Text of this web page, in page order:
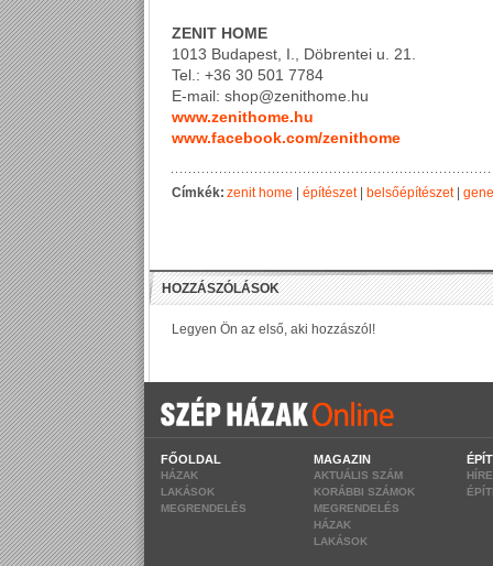
ZENIT HOME
1013 Budapest, I., Döbrentei u. 21.
Tel.: +36 30 501 7784
E-mail: shop@zenithome.hu
www.zenithome.hu
www.facebook.com/zenithome
Címkék:zenit home építészet| belsőépítészet|
FŐOLDAL
HÁZAK
LAKÁSOK
MEGRENDELÉS
MAGAZIN
AKTUÁLIS SZÁM
KORÁBBI SZÁMOK
MEGRENDELÉS
HÁZAK
LAKÁSOK